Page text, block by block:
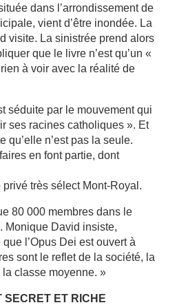
dans l’arrondissement de
vient d’être inondée. La
visite. La sinistrée prend alors
que le livre n’est qu’un «
à voir avec la réalité de
séduite par le mouvement qui
ses racines catholiques ». Et
qu’elle n’est pas la seule.
en font partie, dont
très sélect Mont-Royal.
80 000 membres dans le
Monique David insiste,
l’Opus Dei est ouvert à
sont le reflet de la société, la
classe moyenne. »
SECRET ET RICHE